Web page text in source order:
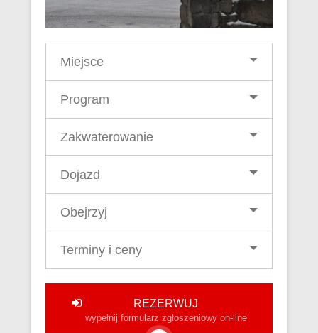
Miejsce
Program
Zakwaterowanie
Dojazd
Obejrzyj
Terminy i ceny
REZERWUJ
wypełnij formularz zgłoszeniowy on-line